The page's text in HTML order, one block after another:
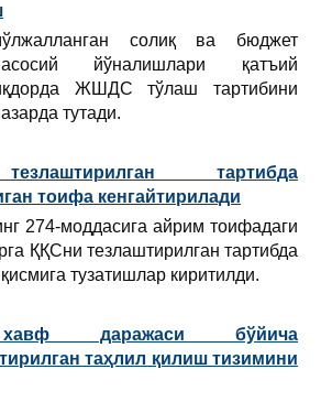
солиқ ва бюджет
йўналишлари қатъий
ЖШДС тўлаш тартибини
тутади.
тартибда
тоифа кенгайтирилади
274-моддасига айрим тоифадаги
ҚҚСни тезлаштирилган тартибда
тузатишлар киритилди.
даражаси бўйича
таҳлил қилиш тизимини